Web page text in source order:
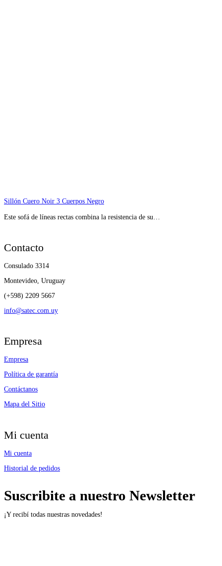
Sillón Cuero Noir 3 Cuerpos Negro
Este sofá de líneas rectas combina la resistencia de su…
Contacto
Consulado 3314
Montevideo, Uruguay
(+598) 2209 5667
info@satec.com.uy
Empresa
Empresa
Política de garantía
Contáctanos
Mapa del Sitio
Mi cuenta
Mi cuenta
Historial de pedidos
Suscribite a nuestro Newsletter
¡Y recibí todas nuestras novedades!